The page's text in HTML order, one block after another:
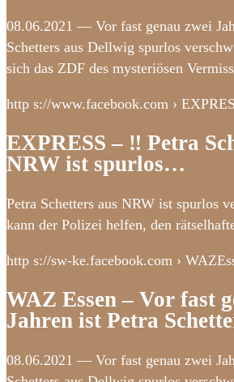
08.06.2021 — Vor fast genau zwei
Schetters aus Dellwig spurlos
sich das ZDF des mysteriösen
http s://www.facebook.com ›
EXPRESS – ‼️ Petra
NRW ist spurlos…
Petra Schetters aus NRW ist spurlos
kann der Polizei helfen, den
http s://sw-ke.facebook.com ›
WAZ Essen – Vor fast
Jahren ist Petra
08.06.2021 — Vor fast genau zwei